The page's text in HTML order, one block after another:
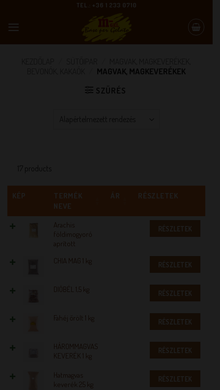
content
TEL.: +36 1 233 0710
MAGVAK, MAGKEVERÉKEK
SZŰRÉS
17 products
KÉP
TERMÉK
NEVE
ÁR RÉSZLETEK
Arachis
földimogyoró
aprított
RÉSZLETEK
CHIA MAG 1 kg RÉSZLETEK
DIÓBÉL 1,5 kg RÉSZLETEK
Fahéj őrölt 1 kg RÉSZLETEK
HÁROMMAGVAS
KEVERÉK 1 kg
RÉSZLETEK
Hatmagvas
keverék 25 kg
RÉSZLETEK